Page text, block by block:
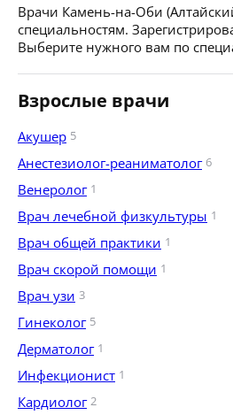
Врачи Камень-на-Оби
специальностям.
Выберите нужного вам по
Взрослые врачи
Акушер 5
Анестезиолог-реаниматолог 6
Венеролог 1
Врач лечебной физкультуры 1
Врач общей практики 1
Врач скорой помощи 1
Врач узи 3
Гинеколог 5
Дерматолог 1
Инфекционист 1
Кардиолог 2